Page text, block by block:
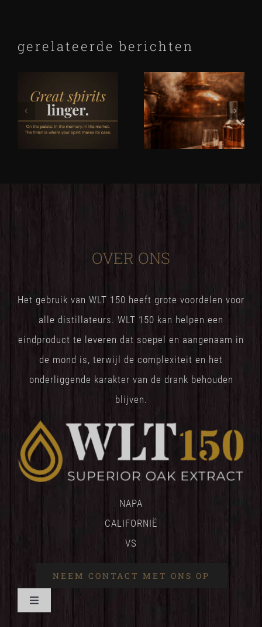
gerelateerde berichten
OVER ONS
Het gebruik van WLT 150 heeft grote voordelen voor
alle distillateurs. WLT 150 kan helpen een
eindproduct te leveren dat soepel en aangenaam in
de mond is, terwijl de complexiteit en het
onderliggende karakter van de drank behouden
blijven.
NAPA
CALIFORNIË
VS
NEEM CONTACT MET ONS OP
Navigatie